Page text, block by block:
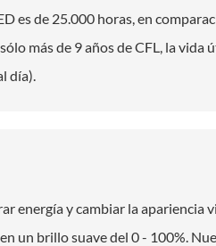
es de 25.000 horas, en
más de 9 años de CFL, la vida
día).
energía y cambiar la apariencia
un brillo suave del 0 - 100%.